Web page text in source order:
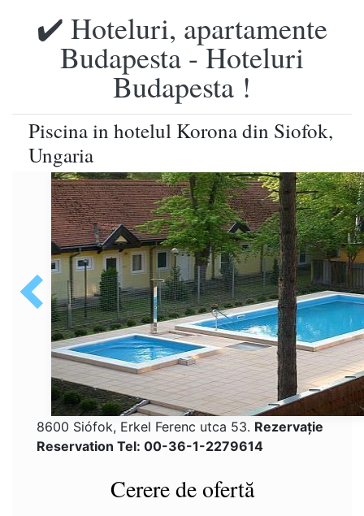
✔️ Hoteluri, apartamente
Budapesta - Hoteluri
Budapesta !
Piscina in hotelul Korona din Siofok,
Ungaria
8600 Siófok, Erkel Ferenc utca 53. Rezervaţie
Reservation Tel: 00-36-1-2279614
Cerere de ofertă